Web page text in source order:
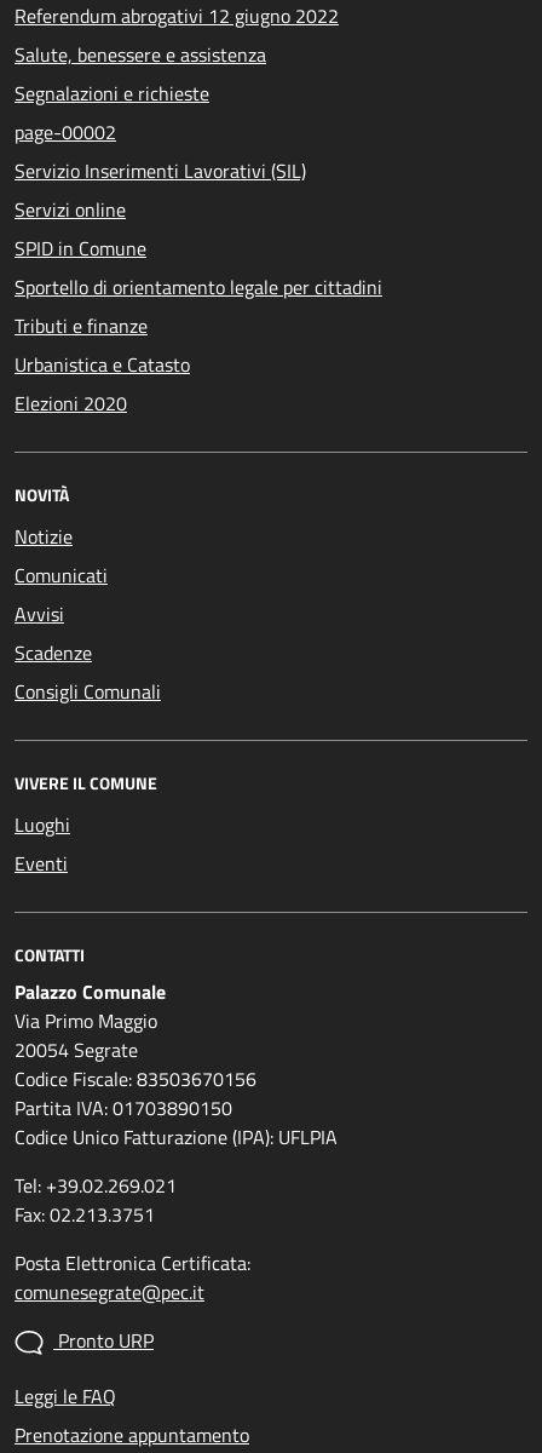
Referendum abrogativi 12 giugno 2022
Salute, benessere e assistenza
Segnalazioni e richieste
page-00002
Servizio Inserimenti Lavorativi (SIL)
Servizi online
SPID in Comune
Sportello di orientamento legale per cittadini
Tributi e finanze
Urbanistica e Catasto
Elezioni 2020
NOVITÀ
Notizie
Comunicati
Avvisi
Scadenze
Consigli Comunali
VIVERE IL COMUNE
Luoghi
Eventi
CONTATTI
Palazzo Comunale
Via Primo Maggio
20054 Segrate
Codice Fiscale: 83503670156
Partita IVA: 01703890150
Codice Unico Fatturazione (IPA): UFLPIA
Tel: +39.02.269.021
Fax: 02.213.3751
Posta Elettronica Certificata:
comunesegrate@pec.it
Pronto URP
Leggi le FAQ
Prenotazione appuntamento